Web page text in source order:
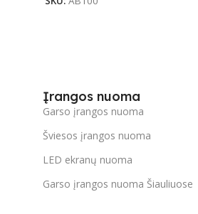
Įrangos nuoma
Garso įrangos nuoma
Šviesos įrangos nuoma
LED ekranų nuoma
Garso įrangos nuoma Šiauliuose